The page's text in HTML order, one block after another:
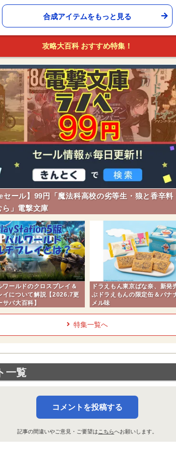
合成アイテムをもっと見る
攻略大百科 おすすめ特集！
セール】99円「魔法科高校の劣等生・狼と香辛料
ら」電撃文庫
ワールドのクロスプレイ＆
イについて解説【2026.7更
バ大百科】
ドラえもん東京ばな奈、新発
ぶドラえもんの限定缶＆バナ
メル味
特集一覧へ
一覧
コメントを投稿する
記事の間違いやご意見・ご要望は こちらへお願いします。